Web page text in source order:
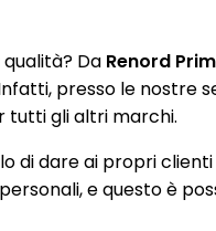
DaRenord
presso le nostre
tutti gli altri marchi.
di dare ai propri
e questo è